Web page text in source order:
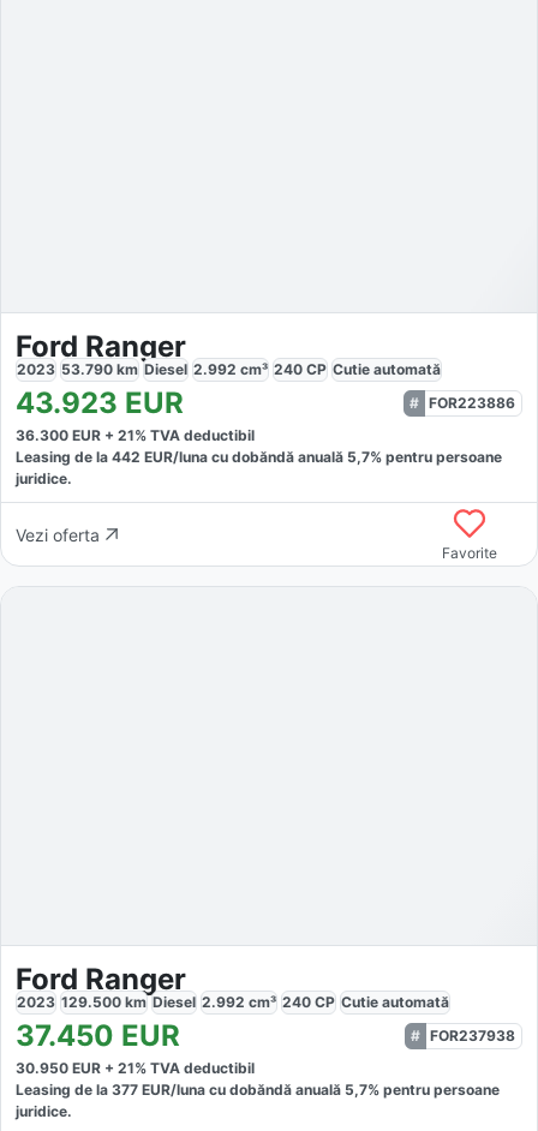
Ford Ranger
2023 53.790 km Diesel 2.992 cm³ 240 CP Cutie automată
43.923 EUR
FOR223886
36.300 EUR + 21% TVA deductibil
Leasing de la 442 EUR/luna cu dobăndă anuală 5,7% pentru persoane
juridice.
Vezi oferta
Favorite
Ford Ranger
2023 129.500 km Diesel 2.992 cm³ 240 CP Cutie automată
37.450 EUR
FOR237938
30.950 EUR + 21% TVA deductibil
Leasing de la 377 EUR/luna cu dobăndă anuală 5,7% pentru persoane
juridice.